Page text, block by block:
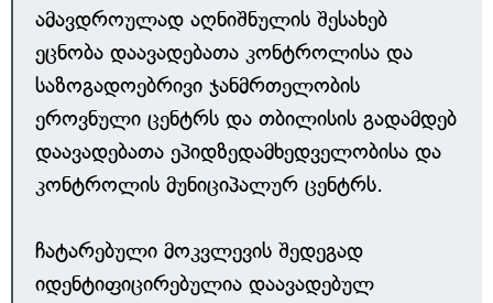
ამავდროულად აღნიშნულის შესახებ
ეცნობა დაავადებათა კონტროლისა და
საზოგადოებრივი ჯანმრთელობის
ეროვნული ცენტრს და თბილისის გადამდებ
დაავადებათა ეპიდზედამხედველობისა და
კონტროლის მუნიციპალურ ცენტრს.
ჩატარებული მოკვლევის შედეგად
იდენტიფიცირებულია დაავადებულ